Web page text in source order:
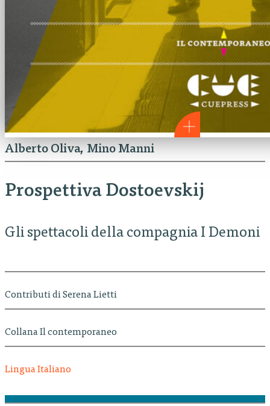
Alberto Oliva Mino Manni
Prospettiva Dostoevskij
Gli spettacoli della compagnia I Demoni
Contributi di Serena Lietti
Collana Il contemporaneo
Lingua Italiano